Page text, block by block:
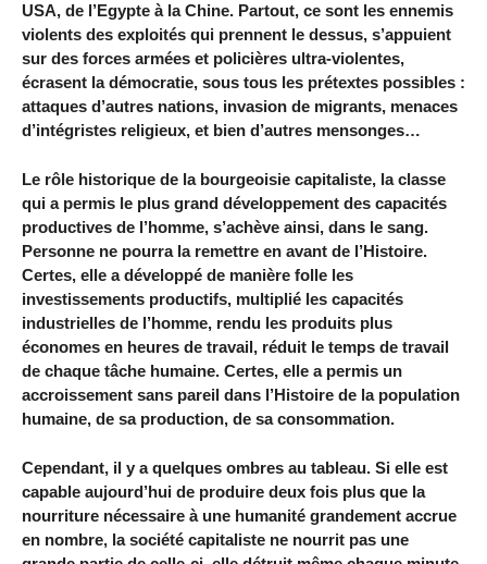
USA, de l’Egypte à la Chine. Partout, ce sont les ennemis
violents des exploités qui prennent le dessus, s’appuient
sur des forces armées et policières ultra-violentes,
écrasent la démocratie, sous tous les prétextes possibles :
attaques d’autres nations, invasion de migrants, menaces
d’intégristes religieux, et bien d’autres mensonges…
Le rôle historique de la bourgeoisie capitaliste, la classe
qui a permis le plus grand développement des capacités
productives de l’homme, s’achève ainsi, dans le sang.
Personne ne pourra la remettre en avant de l’Histoire.
Certes, elle a développé de manière folle les
investissements productifs, multiplié les capacités
industrielles de l’homme, rendu les produits plus
économes en heures de travail, réduit le temps de travail
de chaque tâche humaine. Certes, elle a permis un
accroissement sans pareil dans l’Histoire de la population
humaine, de sa production, de sa consommation.
Cependant, il y a quelques ombres au tableau. Si elle est
capable aujourd’hui de produire deux fois plus que la
nourriture nécessaire à une humanité grandement accrue
en nombre, la société capitaliste ne nourrit pas une